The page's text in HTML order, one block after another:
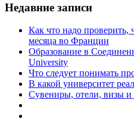
Недавние записи
Как что надо проверить,
месяца во Франции
Образование в
University
Что следует понимать
В какой университет
Сувениры, отели, визы и